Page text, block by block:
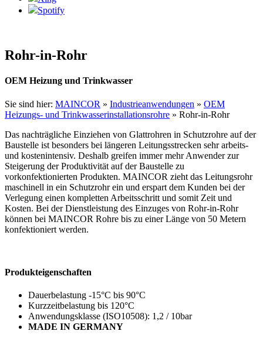
Spotify
Rohr-in-Rohr
OEM Heizung und Trinkwasser
Sie sind hier: MAINCOR » Industrieanwendungen » OEM
Heizungs- und Trinkwasserinstallationsrohre » Rohr-in-Rohr
Das nachträgliche Einziehen von Glattrohren in Schutzrohre auf der
Baustelle ist besonders bei längeren Leitungsstrecken sehr arbeits-
und kostenintensiv. Deshalb greifen immer mehr Anwender zur
Steigerung der Produktivität auf der Baustelle zu
vorkonfektionierten Produkten. MAINCOR zieht das Leitungsrohr
maschinell in ein Schutzrohr ein und erspart dem Kunden bei der
Verlegung einen kompletten Arbeitsschritt und somit Zeit und
Kosten. Bei der Dienstleistung des Einzuges von Rohr-in-Rohr
können bei MAINCOR Rohre bis zu einer Länge von 50 Metern
konfektioniert werden.
Produkteigenschaften
Dauerbelastung -15°C bis 90°C
Kurzzeitbelastung bis 120°C
Anwendungsklasse (ISO10508): 1,2 / 10bar
MADE IN GERMANY